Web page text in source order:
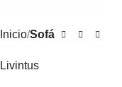
Inicio Sofá
Livintus